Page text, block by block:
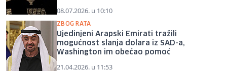
08.07.2026. u 10:10
ZBOG RATA
Ujedinjeni Arapski Emirati tražili
mogućnost slanja dolara iz SAD-a,
Washington im obećao pomoć
21.04.2026. u 11:53